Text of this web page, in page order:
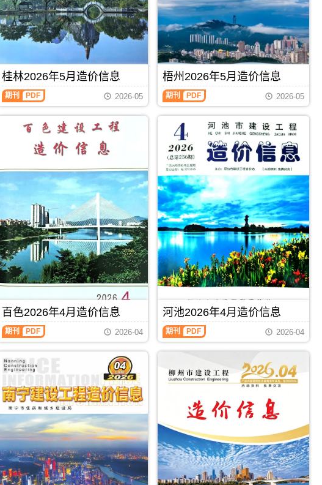
程
招
标
控
编
制
建
设
工
程
站
官
方
发
信
息
册，
梧
州
市
造
价
信
息
期
刊
发
布，
用
于
港
工
程
设
计
概
于
建
材
参
考
价，
防
城
造
价
信
刊
于
百
色
工
程
招
标
控
制
价
编
制，
百
色
市
建
材
价
格
汇
编，
百
色
市
造
价
息
期
刊
PDF
设
工
程
造
信
息）
期
刊，
由
南
工
造
息
网
发
布，
南
宁
建
工
程
造
价
信
从
年
开
始
分
为
上
半
造
信
期
刊，
由
柳
州
市
建
程
造
价
信
息
网
发
布，
用
于
柳
州
工
程
估
算
编
制，
柳
州
价
汇
编，
柳
州
桂林2026年5月造价信息
期刊 PDF 2026-05
梧州2026年5月造价信息
期刊 PDF 2026-05
百色2026年4月造价信息
期刊 PDF 2026-04
河池2026年4月造价信息
期刊 PDF 2026-04